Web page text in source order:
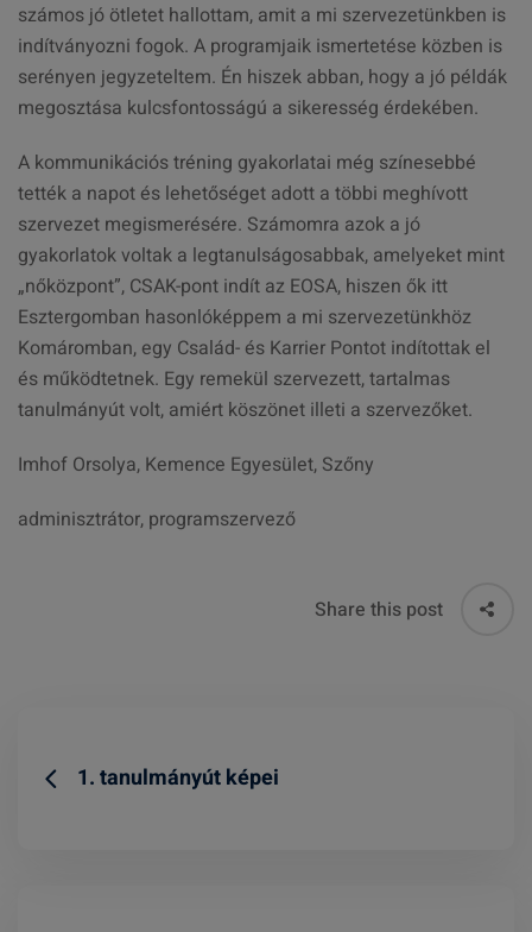
számos jó ötletet hallottam, amit a mi szervezetünkben is
indítványozni fogok. A programjaik ismertetése közben is
serényen jegyzeteltem. Én hiszek abban, hogy a jó példák
megosztása kulcsfontosságú a sikeresség érdekében.
A kommunikációs tréning gyakorlatai még színesebbé
tették a napot és lehetőséget adott a többi meghívott
szervezet megismerésére. Számomra azok a jó
gyakorlatok voltak a legtanulságosabbak, amelyeket mint
„nőközpont”, CSAK-pont indít az EOSA, hiszen ők itt
Esztergomban hasonlóképpem a mi szervezetünkhöz
Komáromban, egy Család- és Karrier Pontot indítottak el
és működtetnek. Egy remekül szervezett, tartalmas
tanulmányút volt, amiért köszönet illeti a szervezőket.
Imhof Orsolya, Kemence Egyesület, Szőny
adminisztrátor, programszervező
Share this post
1. tanulmányút képei